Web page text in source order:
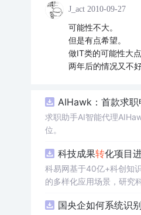
J_act 2010-09-27
可能性不大。
但是有点希望。
做IT类的可能性大点
两年后的情况又不
AIHawk：首款求
求职助手AI智能代理
位。
科技成果转化项目
科易网基于40亿+科创知
的多样化应用场景，研究
国央企如何系统识